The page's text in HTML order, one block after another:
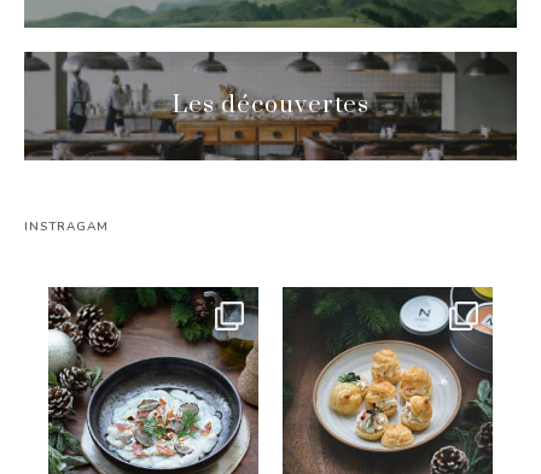
Les découvertes
INSTRAGAM